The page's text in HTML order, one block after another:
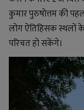
YouTube
Language
English Hiindi
कुमार पुरुषोत्तम की
लोग ऐतिहिसक स्थलों
परिचत हो सकेंगे।